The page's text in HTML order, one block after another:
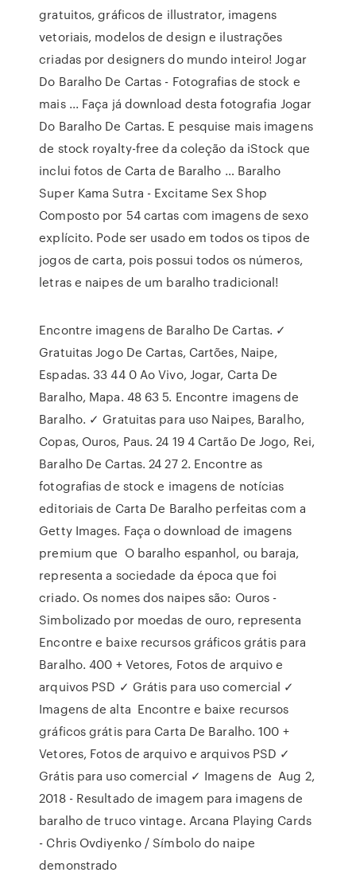
gratuitos, gráficos de illustrator, imagens
vetoriais, modelos de design e ilustrações
criadas por designers do mundo inteiro! Jogar
Do Baralho De Cartas - Fotografias de stock e
mais ... Faça já download desta fotografia Jogar
Do Baralho De Cartas. E pesquise mais imagens
de stock royalty-free da coleção da iStock que
inclui fotos de Carta de Baralho … Baralho
Super Kama Sutra - Excitame Sex Shop
Composto por 54 cartas com imagens de sexo
explícito. Pode ser usado em todos os tipos de
jogos de carta, pois possui todos os números,
letras e naipes de um baralho tradicional!
Encontre imagens de Baralho De Cartas. ✓
Gratuitas Jogo De Cartas, Cartões, Naipe,
Espadas. 33 44 0 Ao Vivo, Jogar, Carta De
Baralho, Mapa. 48 63 5. Encontre imagens de
Baralho. ✓ Gratuitas para uso Naipes, Baralho,
Copas, Ouros, Paus. 24 19 4 Cartão De Jogo, Rei,
Baralho De Cartas. 24 27 2. Encontre as
fotografias de stock e imagens de notícias
editoriais de Carta De Baralho perfeitas com a
Getty Images. Faça o download de imagens
premium que O baralho espanhol, ou baraja,
representa a sociedade da época que foi
criado. Os nomes dos naipes são: Ouros -
Simbolizado por moedas de ouro, representa
Encontre e baixe recursos gráficos grátis para
Baralho. 400 + Vetores, Fotos de arquivo e
arquivos PSD ✓ Grátis para uso comercial ✓
Imagens de alta Encontre e baixe recursos
gráficos grátis para Carta De Baralho. 100 +
Vetores, Fotos de arquivo e arquivos PSD ✓
Grátis para uso comercial ✓ Imagens de Aug 2,
2018 - Resultado de imagem para imagens de
baralho de truco vintage. Arcana Playing Cards
- Chris Ovdiyenko / Símbolo do naipe
demonstrado